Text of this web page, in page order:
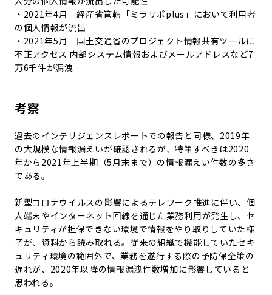
・2021年4月 経産省管轄「ミラサポplus」において利用者
の個人情報が流出
・2021年5月 国土交通省のプロジェクト情報共有ツールに
不正アクセス 内部システム情報およびメールアドレスなど7
万6千件が漏洩
考察
過去のインテリジェンスレポートでの報告と同様、2019年
の大規模な情報漏えいが確認されるが、特筆すべきは2020
年から2021年上半期（5月末まで）の情報漏えい件数の多さ
である。
新型コロナウイルスの影響によるテレワーク推進に伴い、個
人端末やインターネット回線を通じた業務利用が発生し、セ
キュリティが担保できない環境で情報をやり取りしていた様
子が、資料から読み取れる。従来の組織で機能していたセキ
ュリティ環境の範囲外で、業務を遂行する際の予防保全策の
遅れが、2020年以降の情報漏洩件数増加に影響していると
思われる。